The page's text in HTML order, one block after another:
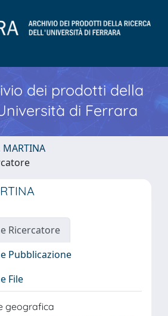
dei prodotti della
di Ferrara
MARTINA
Ricercatore
Pubblicazione
File
geografica